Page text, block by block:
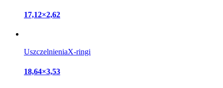
17,12×2,62
UszczelnieniaX-ringi
18,64×3,53